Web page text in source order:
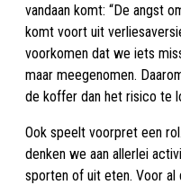
vandaan komt: “De angst
komt voort uit
voorkomen dat we iets
maar meegenomen.
de koffer dan het risico te
Ook speelt voorpret een
denken we aan allerlei
sporten of uit eten. Voor al